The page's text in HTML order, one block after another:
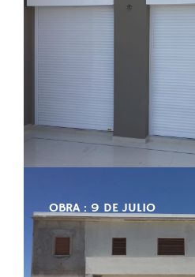
OBRA : 9 DE JULIO